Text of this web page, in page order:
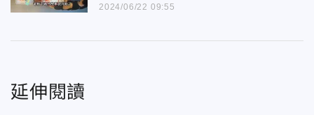
2024/06/22 09:55
延伸閱讀